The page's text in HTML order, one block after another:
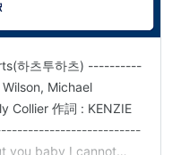
하츠투하츠) ----------
Michael
Collier 作詞 : KENZIE
you baby I cannot